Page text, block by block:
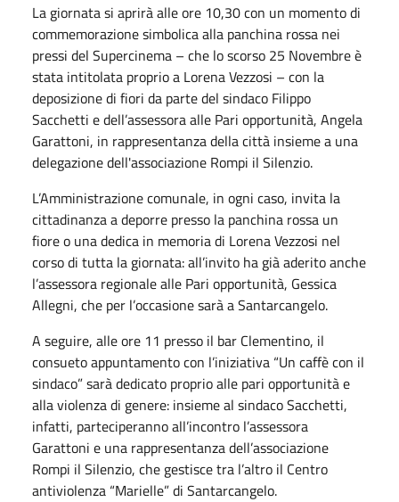
La giornata si aprirà alle ore 10,30 con un momento di
commemorazione simbolica alla panchina rossa nei
pressi del Supercinema – che lo scorso 25 Novembre è
stata intitolata proprio a Lorena Vezzosi – con la
deposizione di fiori da parte del sindaco Filippo
Sacchetti e dell’assessora alle Pari opportunità, Angela
Garattoni, in rappresentanza della città insieme a una
delegazione dell'associazione Rompi il Silenzio.
L’Amministrazione comunale, in ogni caso, invita la
cittadinanza a deporre presso la panchina rossa un
fiore o una dedica in memoria di Lorena Vezzosi nel
corso di tutta la giornata: all’invito ha già aderito anche
l’assessora regionale alle Pari opportunità, Gessica
Allegni, che per l’occasione sarà a Santarcangelo.
A seguire, alle ore 11 presso il bar Clementino, il
consueto appuntamento con l’iniziativa “Un caffè con il
sindaco” sarà dedicato proprio alle pari opportunità e
alla violenza di genere: insieme al sindaco Sacchetti,
infatti, parteciperanno all’incontro l’assessora
Garattoni e una rappresentanza dell’associazione
Rompi il Silenzio, che gestisce tra l’altro il Centro
antiviolenza “Marielle” di Santarcangelo.